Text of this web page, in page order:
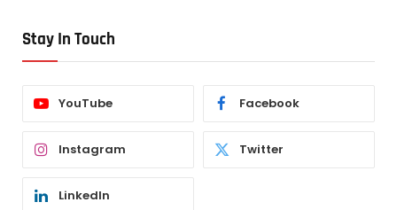
Stay In Touch
YouTube Facebook
Instagram Twitter
LinkedIn